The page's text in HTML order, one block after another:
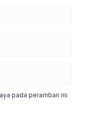
pada peramban ini